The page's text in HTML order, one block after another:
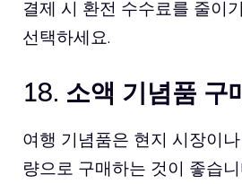
결제 시 환전 수수료를 줄이
선택하세요.
18. 소액 기념품 구
여행 기념품은 현지 시장이
량으로 구매하는 것이 좋습